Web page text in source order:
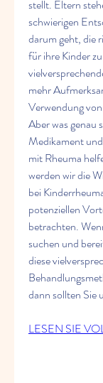
stellt. Eltern
schwierigen
darum geht, die
für ihre Kinder
mehr
Verwendung
Aber was genau
Medikament
mit Rheuma
werden wir die
bei
potenziellen
betrachten.
suchen und
diese
dann sollten Sie
LESEN SIE